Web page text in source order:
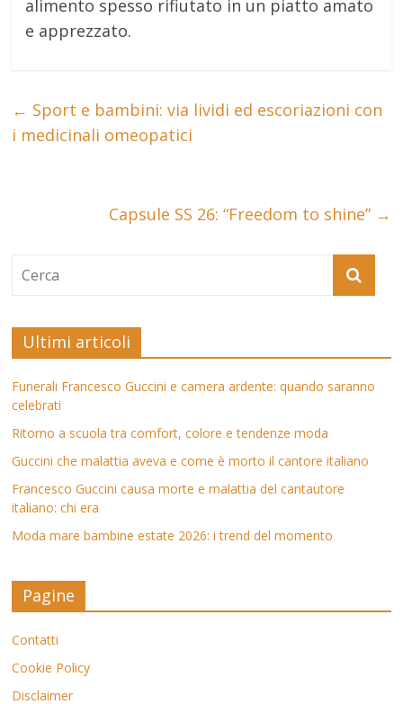
alimento spesso rifiutato in un piatto amato
e apprezzato.
← Sport e bambini: via lividi ed escoriazioni con
i medicinali omeopatici
Capsule SS 26: “Freedom to shine” →
Ultimi articoli
Funerali Francesco Guccini e camera ardente: quando saranno
celebrati
Ritorno a scuola tra comfort, colore e tendenze moda
Guccini che malattia aveva e come è morto il cantore italiano
Francesco Guccini causa morte e malattia del cantautore
italiano: chi era
Moda mare bambine estate 2026: i trend del momento
Pagine
Contatti
Cookie Policy
Disclaimer